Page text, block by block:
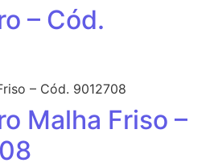
– Cód.
Malha Friso –